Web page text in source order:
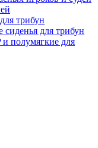
трибун
для трибун
полумягкие для